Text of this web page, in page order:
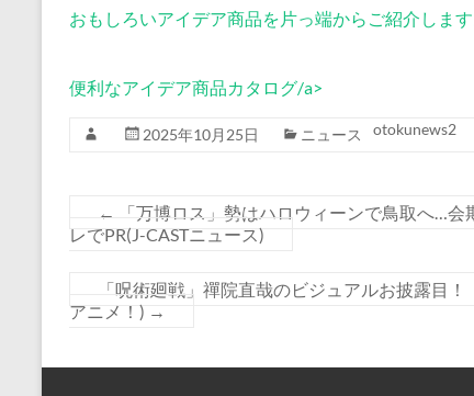
おもしろいアイデア商品を片っ端からご紹介しま
便利なアイデア商品カタログ/a>
otokunews2
2025年10月25日 ニュース
←
「万博ロス」勢はハロウィーンで鳥取へ…
レでPR(J-CASTニュース)
「呪術廻戦」禪院直哉のビジュアルお披露目
アニメ！) →